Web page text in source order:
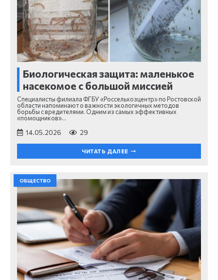
Биологическая защита: маленькое
насекомое с большой миссией
Специалисты филиала ФГБУ «Россельхозцентр» по Ростовской
области напоминают о важности экологичных методов
борьбы с вредителями. Одним из самых эффективных
«помощников»…
14.05.2026 29
ЧИТАТЬ ДАЛЕЕ
ОБЩЕСТВО